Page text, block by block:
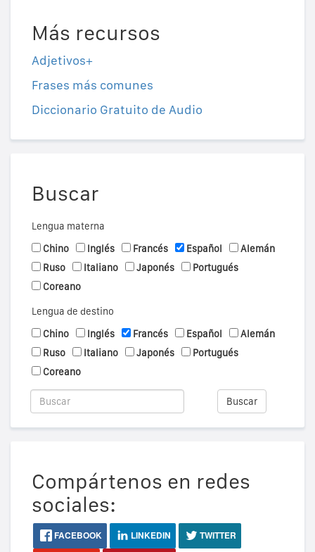
Más recursos
Adjetivos+
Frases más comunes
Diccionario Gratuito de Audio
Buscar
Lengua materna
Chino
Inglés Francés Español
Alemán
Ruso
Italiano Japonés
Portugués
Coreano
Lengua de destino
Chino
Inglés Francés Español
Alemán
Ruso
Italiano Japonés
Portugués
Coreano
Buscar
Compártenos en redes
sociales:
FACEBOOK LINKEDIN
TWITTER